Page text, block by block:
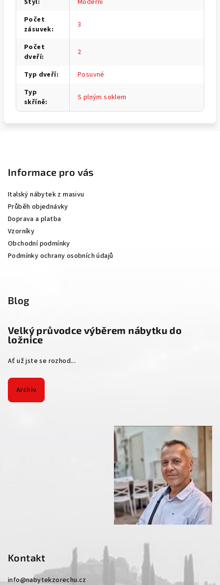
Styl:
Moderní
Počet
zásuvek: 3
Počet
dveří: 2
Typ dveří:
Posuvné
Typ
skříně: S plným soklem
Informace pro vás
Italský nábytek z masivu
Průběh objednávky
Doprava a platba
Vzorníky
Obchodní podmínky
Podmínky ochrany osobních údajů
Blog
Velký průvodce výběrem nábytku do
ložnice
Ať už jste se rozhod...
Archiv
Kontakt
info@nabytekzorechu.cz